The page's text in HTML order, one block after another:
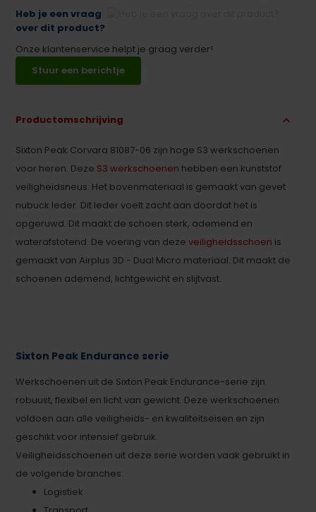
Heb je een vraag
over dit product?
Onze klantenservice helpt je graag verder!
Stuur een berichtje
Productomschrijving
Sixton Peak Corvara 81087-06 zijn hoge S3 werkschoenen
voor heren. Deze S3 werkschoenen hebben een kunststof
veiligheidsneus. Het bovenmateriaal is gemaakt van gevet
nubuck leder. Dit leder voelt zacht aan doordat het is
opgeruwd. Dit maakt de schoen sterk, ademend en
waterafstotend. De voering van dezeveiligheidsschoen is
gemaakt van Airplus 3D - Dual Micro materiaal. Dit maakt de
schoenen ademend, lichtgewicht en slijtvast.
Sixton Peak Endurance serie
Werkschoenen uit de Sixton Peak Endurance-serie zijn
robuust, flexibel en licht van gewicht. Deze werkschoenen
voldoen aan alle veiligheids- en kwaliteitseisen en zijn
geschikt voor intensief gebruik.
Veiligheidsschoenen uit deze serie worden vaak gebruikt in
de volgende branches:
Logistiek